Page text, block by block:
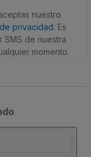
nuestro
privacidad. Es
de nuestra
momento.